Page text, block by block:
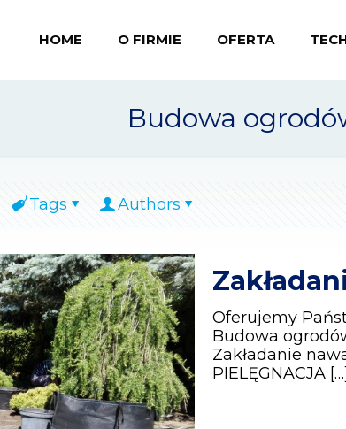
HOME O FIRMIE OFERTA
Budowa
Tags Authors
Oferujemy
Budowa
Zakładanie
PIELĘGNACJA[…]